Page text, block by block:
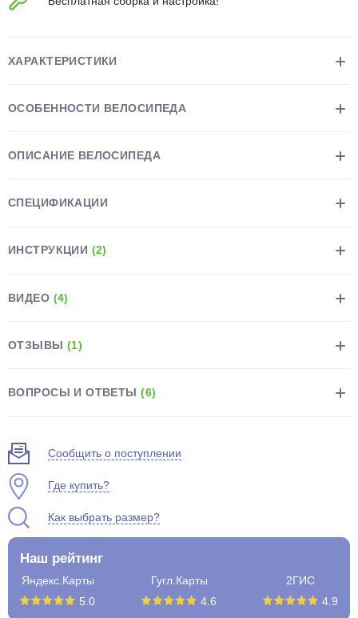
ХАРАКТЕРИСТИКИ
ОСОБЕННОСТИ ВЕЛОСИПЕДА
ОПИСАНИЕ ВЕЛОСИПЕДА
СПЕЦИФИКАЦИИ
ИНСТРУКЦИИ (2)
ВИДЕО (4)
ОТЗЫВЫ (1)
ВОПРОСЫ И ОТВЕТЫ(6)
Сообщить о поступлении
Где купить?
Как выбрать размер?
Наш рейтинг
Яндекс.Карты
5.0
Гугл.Карты
4.6
2ГИС
4.9
Остались вопросы?